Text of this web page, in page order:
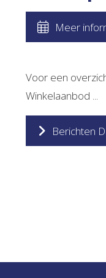
Meer
Voor een
Winkelaanbod ...
Berichten